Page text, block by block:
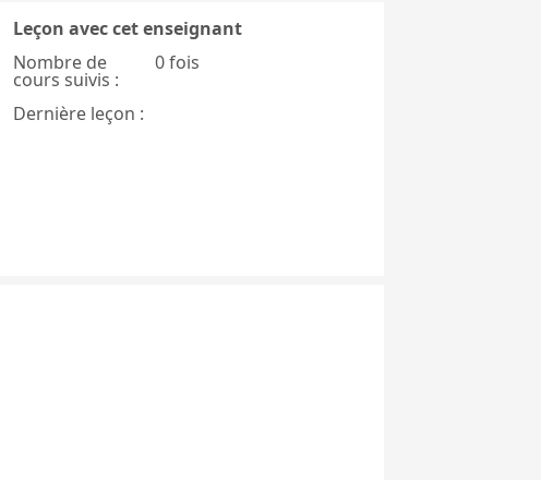
Leçon avec cet enseignant
Nombre de
cours suivis :
0 fois
Dernière leçon :